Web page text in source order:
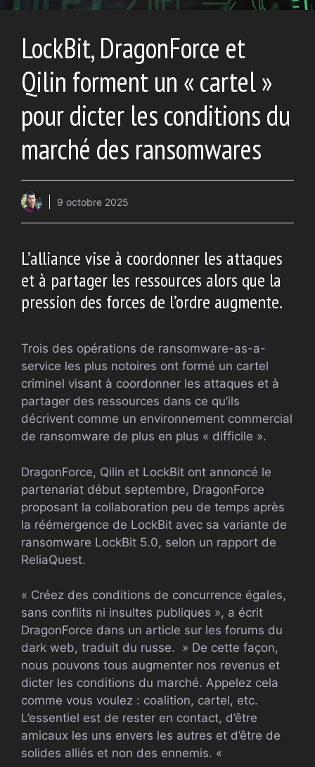
LockBit, DragonForce et
Qilin forment un « cartel »
pour dicter les conditions du
marché des ransomwares
9 octobre 2025
L’alliance vise à coordonner les attaques
et à partager les ressources alors que la
pression des forces de l’ordre augmente.
Trois des opérations de ransomware-as-a-
service les plus notoires ont formé un cartel
criminel visant à coordonner les attaques et à
partager des ressources dans ce qu’ils
décrivent comme un environnement commercial
de ransomware de plus en plus « difficile ».
DragonForce, Qilin et LockBit ont annoncé le
partenariat début septembre, DragonForce
proposant la collaboration peu de temps après
la réémergence de LockBit avec sa variante de
ransomware LockBit 5.0, selon un rapport de
ReliaQuest.
« Créez des conditions de concurrence égales,
sans conflits ni insultes publiques », a écrit
DragonForce dans un article sur les forums du
dark web, traduit du russe. » De cette façon,
nous pouvons tous augmenter nos revenus et
dicter les conditions du marché. Appelez cela
comme vous voulez : coalition, cartel, etc.
L’essentiel est de rester en contact, d’être
amicaux les uns envers les autres et d’être de
solides alliés et non des ennemis. «